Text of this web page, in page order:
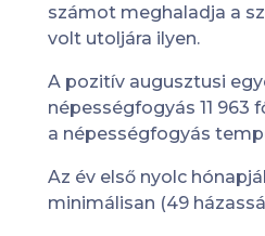
számot meghaladja a
volt utoljára ilyen.
A pozitív augusztusi
népességfogyás 11 963
a népességfogyás
Az év első nyolc
minimálisan (49